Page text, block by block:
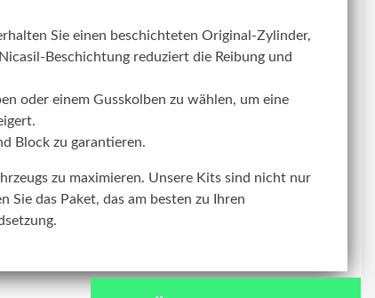
Sie einen beschichteten Original-Zylinder,
Beschichtung reduziert die Reibung und
oder einem Gusskolben zu wählen, um eine
Block zu garantieren.
zu maximieren. Unsere Kits sind nicht nur
das Paket, das am besten zu Ihren